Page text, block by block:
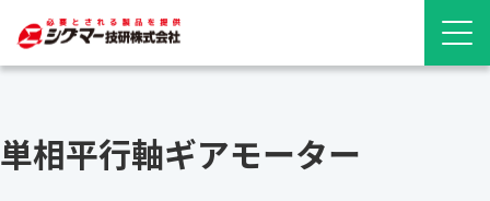
単相平行軸ギアモーター